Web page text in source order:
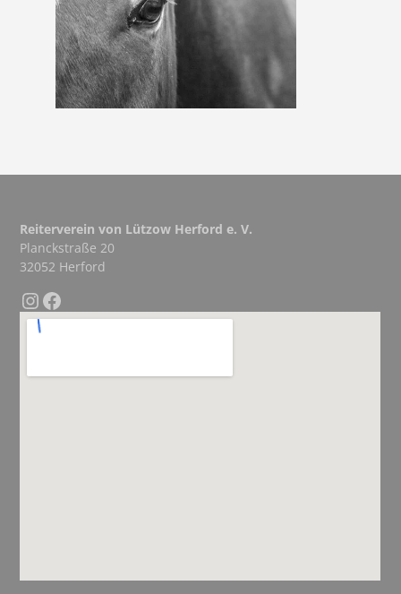
Reiterverein von Lützow Herford e. V.
Planckstraße 20
32052 Herford
InstagramFacebook